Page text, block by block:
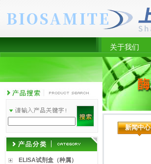
关于我们
ELISA试剂盒（种属）
新闻中心